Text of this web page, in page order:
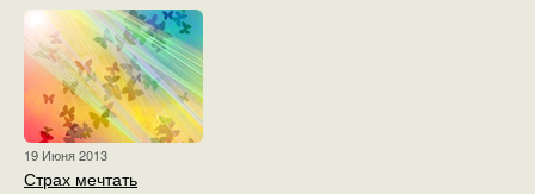
19 Июня 2013
Страх мечтать